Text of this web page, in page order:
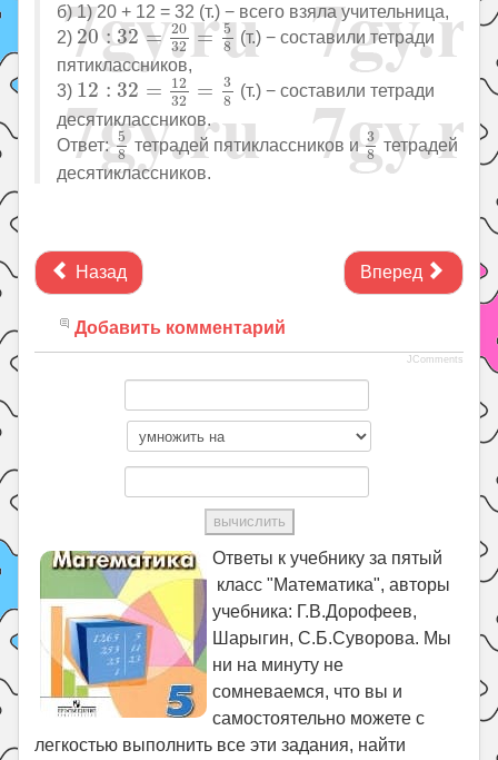
б) 1) 20 + 12 = 32 (т.) − всего взяла учительница,
2) 20 : 32 = 20
32
= 5
8
20:32=2032=58
(т.) − составили тетради
пятиклассников,
3) 12 : 32 =
12
32
=
3
8
12:32=1232 8
(т.) − составили тетради
десятиклассников.
Ответ: 5
8
58
тетрадей пятиклассников и 3
8
38
тетрадей
десятиклассников.
Назад Вперед
Добавить комментарий
JComments
Ответы к учебнику за пятый
класс "Математика", авторы
учебника: Г.В.Дорофеев,
Шарыгин, С.Б.Суворова. Мы
ни на минуту не
сомневаемся, что вы и
самостоятельно можете с
легкостью выполнить все эти задания, найти